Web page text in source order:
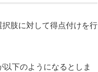
肢に対して得点付けを行
下のようになるとしま